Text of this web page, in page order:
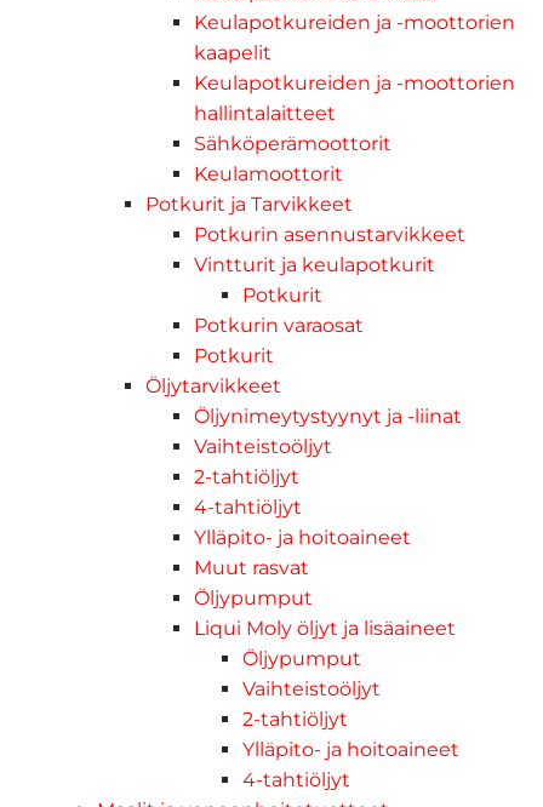
Keulapotkureiden ja -moottorien
kaapelit
Keulapotkureiden ja -moottorien
hallintalaitteet
Sähköperämoottorit
Keulamoottorit
Potkurit ja Tarvikkeet
Potkurin asennustarvikkeet
Vintturit ja keulapotkurit
Potkurit
Potkurin varaosat
Potkurit
Öljytarvikkeet
Öljynimeytystyynyt ja -liinat
Vaihteistoöljyt
2-tahtiöljyt
4-tahtiöljyt
Ylläpito- ja hoitoaineet
Muut rasvat
Öljypumput
Liqui Moly öljyt ja lisäaineet
Öljypumput
Vaihteistoöljyt
2-tahtiöljyt
Ylläpito- ja hoitoaineet
4-tahtiöljyt